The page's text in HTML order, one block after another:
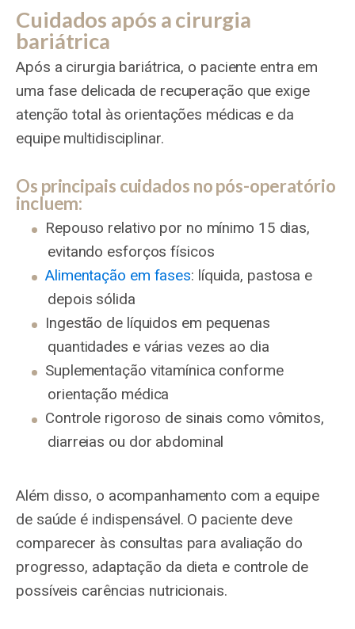
Cuidados após a cirurgia
bariátrica
Após a cirurgia bariátrica, o paciente entra em
uma fase delicada de recuperação que exige
atenção total às orientações médicas e da
equipe multidisciplinar.
Os principais cuidados no pós-operatório
incluem:
Repouso relativo por no mínimo 15 dias,
evitando esforços físicos
Alimentação em fases: líquida, pastosa e
depois sólida
Ingestão de líquidos em pequenas
quantidades e várias vezes ao dia
Suplementação vitamínica conforme
orientação médica
Controle rigoroso de sinais como vômitos,
diarreias ou dor abdominal
Além disso, o acompanhamento com a equipe
de saúde é indispensável. O paciente deve
comparecer às consultas para avaliação do
progresso, adaptação da dieta e controle de
possíveis carências nutricionais.